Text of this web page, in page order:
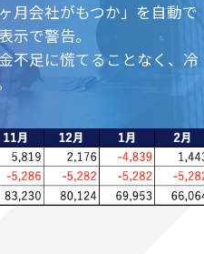
月会社がもつか」を自動で
示で警告。
不足に慌てることなく、冷